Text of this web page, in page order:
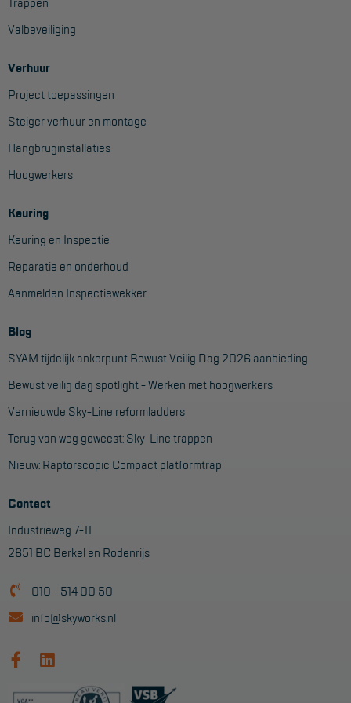
Wet- en regelgeving
Garantie
Algemene voorwaarden
Webshop voorwaarden
Valbeveiliging
Verhuur
Project toepassingen
Steiger verhuur en montage
Hangbruginstallaties
Hoogwerkers
Keuring
Keuring en Inspectie
Reparatie en onderhoud
Aanmelden Inspectiewekker
Blog
SYAM tijdelijk ankerpunt Bewust Veilig Dag 2026 aanbieding
Bewust veilig dag spotlight - Werken met hoogwerkers
Vernieuwde Sky-Line reformladders
Terug van weg geweest: Sky-Line trappen
Nieuw: Raptorscopic Compact platformtrap
Contact
Industrieweg 7-11
2651 BC Berkel en Rodenrijs
010 - 514 00 50
info@skyworks.nl